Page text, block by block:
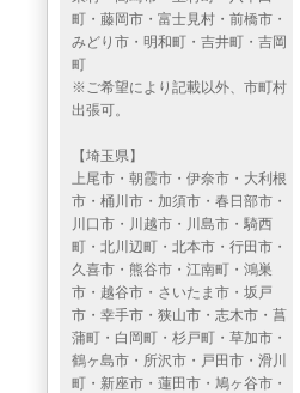
町・藤岡市・富士見村・前橋市・
みどり市・明和町・吉井町・吉岡
町
※ご希望により記載以外、市町村
出張可。
【埼玉県】
上尾市・朝霞市・伊奈市・大利根
市・桶川市・加須市・春日部市・
川口市・川越市・川島市・騎西
町・北川辺町・北本市・行田市・
久喜市・熊谷市・江南町・鴻巣
市・越谷市・さいたま市・坂戸
市・幸手市・狭山市・志木市・菖
蒲町・白岡町・杉戸町・草加市・
鶴ヶ島市・所沢市・戸田市・滑川
町・新座市・蓮田市・鳩ヶ谷市・